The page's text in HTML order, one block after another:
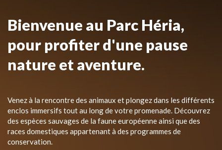
Bienvenue au Parc Héria,
pour profiter d'une pause
nature et aventure.
Venez à la rencontre des animaux et plongez dans les différents
enclos immersifs tout au long de votre promenade. Découvrez
des espèces sauvages de la faune européenne ainsi que des
races domestiques appartenant à des programmes de
conservation.